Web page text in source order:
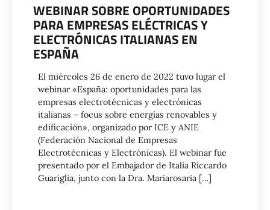
WEBINAR SOBRE OPORTUNIDADES
PARA EMPRESAS ELÉCTRICAS Y
ELECTRÓNICAS ITALIANAS EN
ESPAÑA
El miércoles 26 de enero de 2022 tuvo lugar el
webinar «España: oportunidades para las
empresas electrotécnicas y electrónicas
italianas – focus sobre energías renovables y
edificación», organizado por ICE y ANIE
(Federación Nacional de Empresas
Electrotécnicas y Electrónicas). El webinar fue
presentado por el Embajador de Italia Riccardo
Guariglia, junto con la Dra. Mariarosaria […]